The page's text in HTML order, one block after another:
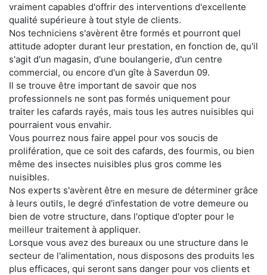
vraiment capables d'offrir des interventions d'excellente
qualité supérieure à tout style de clients.
Nos techniciens s'avèrent être formés et pourront quel
attitude adopter durant leur prestation, en fonction de, qu'il
s'agit d'un magasin, d'une boulangerie, d'un centre
commercial, ou encore d'un gîte à Saverdun 09.
Il se trouve être important de savoir que nos
professionnels ne sont pas formés uniquement pour
traiter les cafards rayés, mais tous les autres nuisibles qui
pourraient vous envahir.
Vous pourrez nous faire appel pour vos soucis de
prolifération, que ce soit des cafards, des fourmis, ou bien
même des insectes nuisibles plus gros comme les
nuisibles.
Nos experts s'avèrent être en mesure de déterminer grâce
à leurs outils, le degré d'infestation de votre demeure ou
bien de votre structure, dans l'optique d'opter pour le
meilleur traitement à appliquer.
Lorsque vous avez des bureaux ou une structure dans le
secteur de l'alimentation, nous disposons des produits les
plus efficaces, qui seront sans danger pour vos clients et